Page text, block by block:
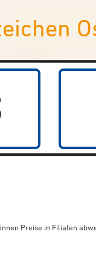
Preise in Filialen